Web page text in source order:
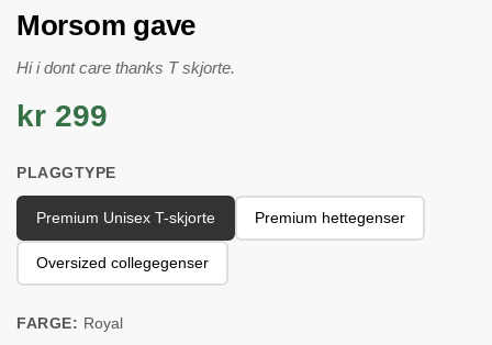
Morsom gave
Hi i dont care thanks T skjorte.
kr 299
PLAGGTYPE
Premium Unisex T-skjorte Premium hettegenser
Oversized collegegenser
FARGE: Royal